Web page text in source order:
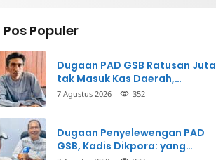
Pos Populer
Dugaan PAD GSB Ratusan Juta
tak Masuk Kas Daerah,
Inspektorat Panggil Pihak
7 Agustus 2026 352
Dugaan Penyelewengan PAD
GSB, Kadis Dikpora: yang